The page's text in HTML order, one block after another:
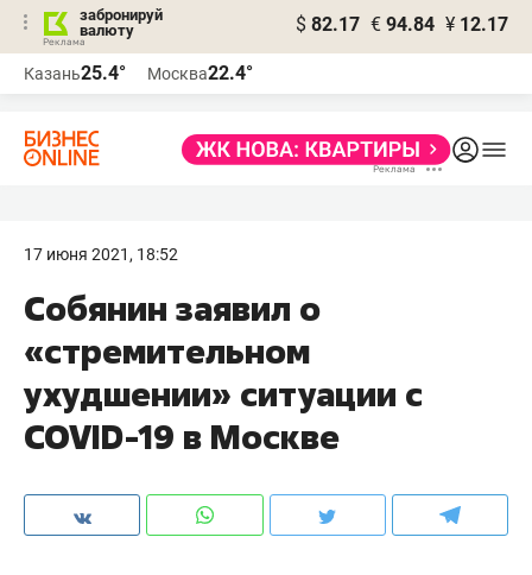
забронируй
валюту
$ 82.17 € 94.84 ¥ 12.17
Казань25.4° Москва22.4°
17 июня 2021, 18:52
Собянин заявил о
«стремительном
ухудшении» ситуации с
COVID-19 в Москве